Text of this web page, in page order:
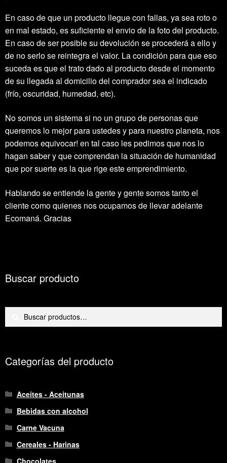
En caso de que un producto llegue con fallas, ya sea roto o
en mal estado, es suficiente el envio de la foto del producto.
En caso de ser posible su devolución se procederá a ello y
de no serlo se reintegra el valor. La condición para que eso
suceda es que el trato dado al producto desde el momento
de su llegada al domicilio del comprador sea el indicado
(frío, oscuridad, humedad, etc).
No somos un sistema si no un grupo de personas que
queremos lo mejor para ustedes y para nuestro planeta, nos
podemos equivocar! en tal caso les pedimos que nos lo
hagan saber y que comprendan la situación de humanidad
que por suerte es la que rige este emprendimiento.
Hablando se entiende la gente y gente somos tanto el
cliente como quienes nos ocupamos de llevar adelante
Ecomaná. Gracias
Buscar producto
Buscar
Buscar
Categorías del producto
Aceites - Aceitunas
Bebidas con alcohol
Carne Vacuna
Cereales - Harinas